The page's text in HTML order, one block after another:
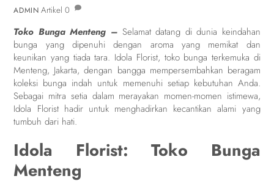
ADMIN Artikel 0
Toko Bunga Menteng – Selamat datang di dunia keindahan
bunga yang dipenuhi dengan aroma yang memikat dan
keunikan yang tiada tara. Idola Florist, toko bunga terkemuka di
Menteng, Jakarta, dengan bangga mempersembahkan beragam
koleksi bunga indah untuk memenuhi setiap kebutuhan Anda.
Sebagai mitra setia dalam merayakan momen-momen istimewa,
Idola Florist hadir untuk menghadirkan kecantikan alami yang
tumbuh dari hati.
Idola Florist: Toko Bunga
Menteng